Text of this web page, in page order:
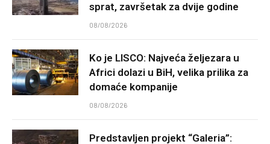
sprat, završetak za dvije godine
08/08/2026
Ko je LISCO: Najveća željezara u
Africi dolazi u BiH, velika prilika za
domaće kompanije
08/08/2026
Predstavljen projekt “Galeria”: